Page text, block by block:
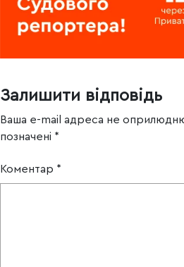
Залишити відповідь
Ваша e-mail адреса не
позначені *
Коментар *